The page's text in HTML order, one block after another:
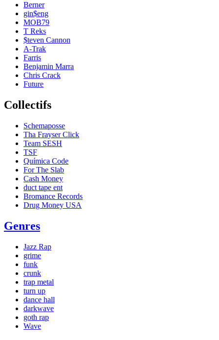
Berner
gin$eng
MOB79
T Reks
$teven Cannon
A-Trak
Farris
Benjamin Marra
Chris Crack
Future
Collectifs
Schemaposse
Tha Frayser Click
Team SESH
TSF
Química Code
For The Slab
Cash Money
duct tape ent
Bromance Records
Drug Money USA
Genres
Jazz Rap
grime
funk
crunk
trap metal
turn up
dance hall
darkwave
goth rap
Wave